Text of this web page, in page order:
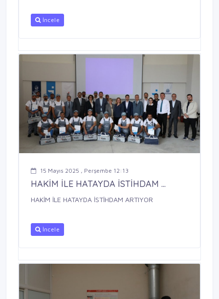
İncele
15 Mayıs 2025 , Perşembe 12:13
HAKİM İLE HATAYDA İSTİHDAM ...
HAKİM İLE HATAYDA İSTİHDAM ARTIYOR
İncele